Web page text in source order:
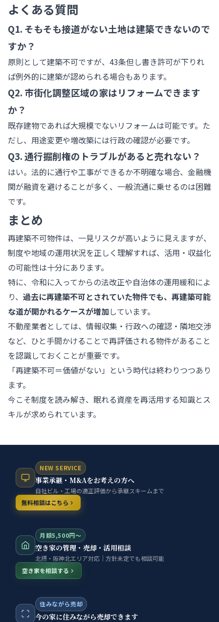
よくある質問
Q1. そもそも接道がない土地は建築できないので
すか？
原則として建築不可ですが、43条但し書き許可が下りれ
ば例外的に建築が認められる場合もあります。
Q2. 市街化調整区域の家はリフォームできます
か？
既存建物であれば大規模でないリフォームは可能です。た
だし、用途変更や増改築には行政の確認が必要です。
Q3. 通行掘削権のトラブルがあると売れない？
はい。法的に通行や工事ができるか不明確な場合、金融機
関が融資を避けることが多く、一般流通に乗せるのは困難
です。
まとめ
再建築不可物件は、一見リスクが高いように見えますが、
制度や地域の運用状況を正しく理解すれば、活用・収益化
の可能性は十分にあります。
特に、令和に入ってからの法改正や自治体の運用緩和によ
り、 過去に再建築不可とされていた物件でも、再建築可能
な道が開かれるケースが増加しています。
不動産業者としては、情報収集・行政への確認・隣地交渉
など、ひと手間かけることで再評価される物件があること
を認識しておくことが重要です。
「再建築不可＝価値がない」という時代は終わりつつあり
ます。
今こそ制度を読み解き、眠れる資産を再活用する知識とス
キルが求められています。
NEW SERVICE
事業承継・M&Aをお考えの方へ
自社ビル・工場の適正評価から承継スキームまで
無料相談はこちら
月額5,500円〜
空き家の管理・売却・活用相談
北摂・阪神北エリア対応｜方針未定でも相談可能
空き家を相談する
住みながら売却
今の家に住みながら売却できます